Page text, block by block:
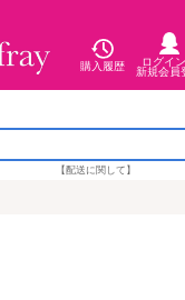
購入履歴
ログイン
新規会員
【配送に関して】